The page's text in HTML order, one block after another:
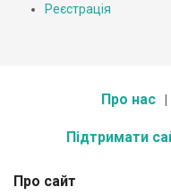
Реєстрація
Про нас
Підтримати
Про сайт